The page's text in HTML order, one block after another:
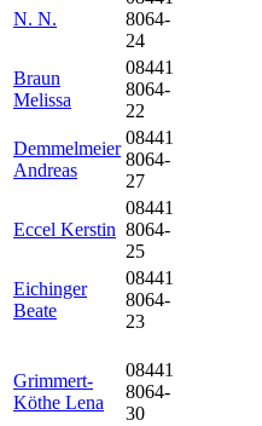
N. N.
8064-
24
Braun
Melissa
08441
8064-
22
Demmelmeier
Andreas
08441
8064-
27
Eccel Kerstin
08441
8064-
25
Eichinger
Beate
08441
8064-
23
Grimmert-
Köthe Lena
08441
8064-
30